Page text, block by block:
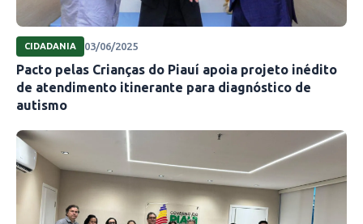
CIDADANIA 03/06/2025
Pacto pelas Crianças do Piauí apoia projeto inédito
de atendimento itinerante para diagnóstico de
autismo